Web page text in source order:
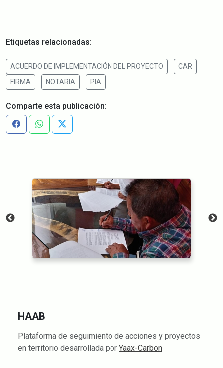
Etiquetas relacionadas:
ACUERDO DE IMPLEMENTACIÓN DEL PROYECTO
CAR
FIRMA
NOTARIA PIA
Comparte esta publicación:
HAAB
Plataforma de seguimiento de acciones y proyectos
en territorio desarrollada por Yaax-Carbon